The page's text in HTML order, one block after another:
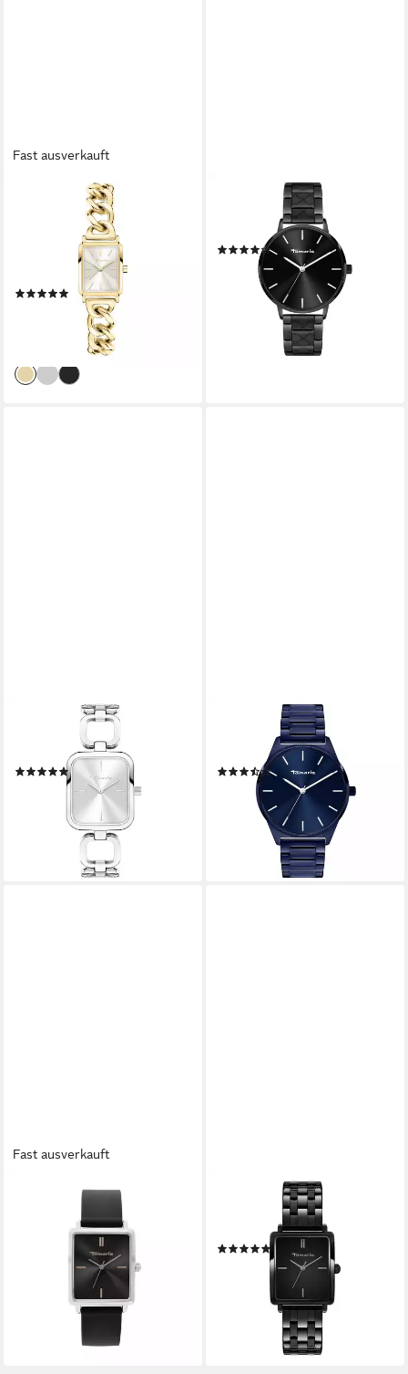
Fast ausverkauft
Quarzuhr Chain Watch TT-
0172-MQ, Armbanduhr,
Damenuhr, Edelstahlarmband,
(1)
UVP99,95 €
lieferbar - in 1-2 Werktagen bei dir
Quarzuhr The Modern Classic
(5)
49,99 € UVP99,95 €
lieferbar - in 4-5 Werktagen bei dir
(3)
lieferbar - in 4-5 Werktagen bei dir
Quarzuhr The Vintage Classic
Edelstahl
(6)
49,99 € UVP99,95 €
lieferbar - in 4-5 Werktagen bei dir
Fast ausverkauft
Quarzuhr TT-0215-PQ,
Armbanduhr, Damenuhr,
Silikonarmband, analog
UVP59,95 €
lieferbar - in 1-2 Werktagen bei dir
Quarzuhr The Square Black
(1)
UVP99,95 €
lieferbar - in 4-5 Werktagen bei dir